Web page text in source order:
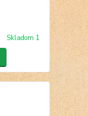
Skladom 1